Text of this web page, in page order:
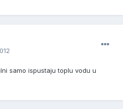
samo ispustaju toplu vodu u